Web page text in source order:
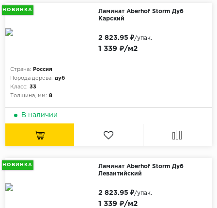
НОВИНКА
Ламинат Aberhof Storm Дуб
Карский
Страна:
Россия
Порода дерева: дуб
Класс: 33
Толщина, мм: 8
1 339 ₽/м2
2 823.95 ₽/упак.
В наличии
НОВИНКА
Ламинат Aberhof Storm Дуб
Левантийский
1 339 ₽/м2
2 823.95 ₽/упак.